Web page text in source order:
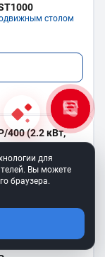
столом
400 (2.2 кВт,
для
Вы можете
браузера.